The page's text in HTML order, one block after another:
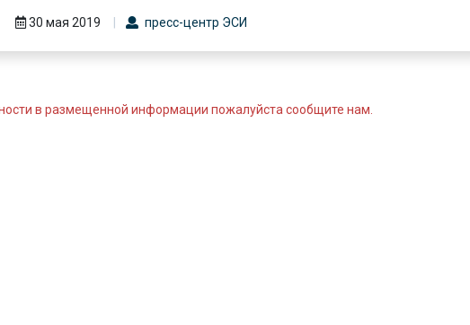
30 мая 2019 пресс-центр ЭСИ
в размещенной информации пожалуйста сообщите нам.